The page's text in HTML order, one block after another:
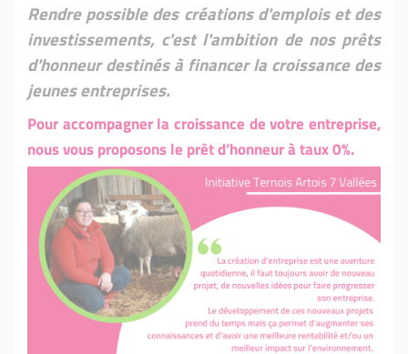
Rendre possible des créations d'emplois et des
investissements, c'est l'ambition de nos prêts
d'honneur destinés à financer la croissance des
jeunes entreprises.
Pour accompagner la croissance de votre entreprise,
nous vous proposons le prêt d’honneur à taux 0%.